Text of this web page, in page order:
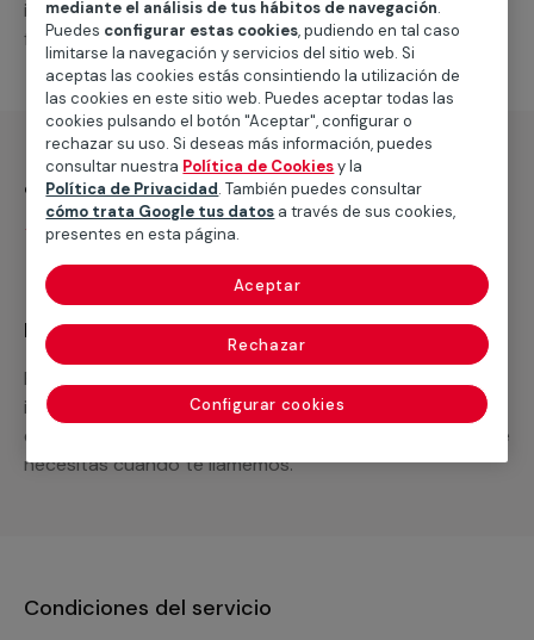
intervenciones a realizar, o la mano de obra que hará
falta para completar tu proyecto.
¿Qué incluye?
Desplazamiento
Recuerda que en MULTIMAP
Podemos ofrecer cualquier servicio a medida
incluyendo todo lo que necesites: materiales,
equipamientos, electrodomésticos, etc. Cuéntanos que
necesitas cuando te llamemos.
Condiciones del servicio
mediante el análisis de tus hábitos de navegación.
Puedes configurar estas cookies, pudiendo en tal caso
limitarse la navegación y servicios del sitio web. Si
aceptas las cookies estás consintiendo la utilización de
las cookies en este sitio web. Puedes aceptar todas las
cookies pulsando el botón "Aceptar", configurar o
rechazar su uso. Si deseas más información, puedes
consultar nuestra Política de Cookiesy la
Política de Privacidad. También puedes consultar
cómo trata Google tus datos a través de sus cookies,
presentes en esta página.
Configurar cookies
Rechazar
Aceptar